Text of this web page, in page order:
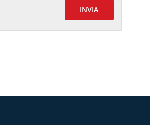
INVIA